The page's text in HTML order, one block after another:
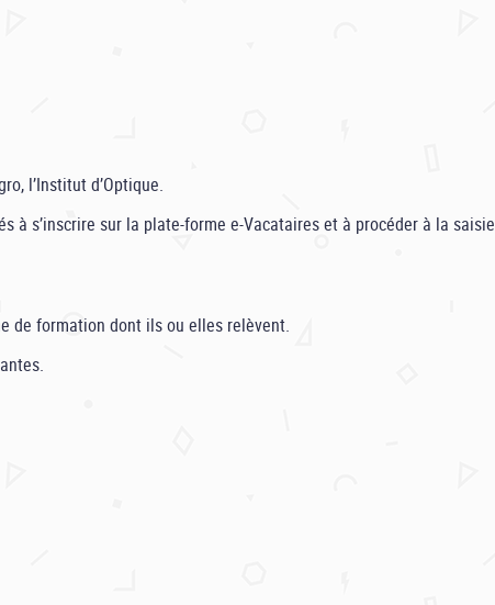
l’Institut d’Optique.
s’inscrire sur la plate-forme e-Vacataires et à procéder à la saisie
de formation dont ils ou elles relèvent.